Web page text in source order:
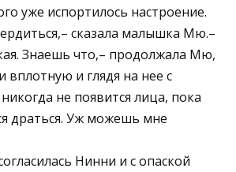
уже испортилось настроение.
сказала малышка Мю.–
Знаешь что,– продолжала Мю,
вплотную и глядя на нее с
не появится лица, пока
драться. Уж можешь мне
Нинни и с опаской